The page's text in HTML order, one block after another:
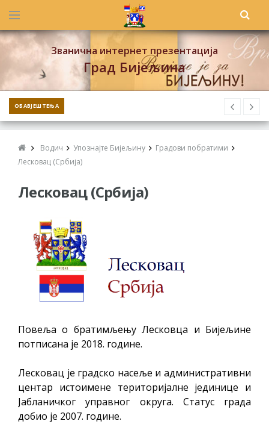
Званична интернет презентација
Град Бијељина
ОБАВЈЕШТЕЊА
Водич Упознајте Бијељину
Градови побратими
Лесковац (Србија)
Лесковац (Србија)
Повеља о братимљењу Лесковца и Бијељине
потписана је 2018. године.
Лесковац је градско насеље и административни
центар истоимене територијалне јединице и
Јабланичког управног округа. Статус града
добио је 2007. године.